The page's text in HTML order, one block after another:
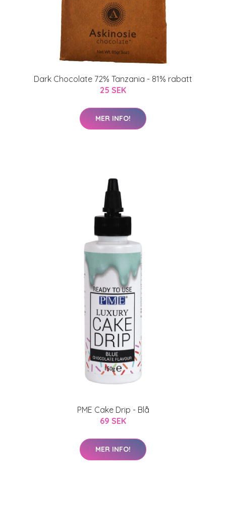
Dark Chocolate 72% Tanzania - 81% rabatt
25 SEK
MER INFO!
PME Cake Drip - Blå
69 SEK
MER INFO!